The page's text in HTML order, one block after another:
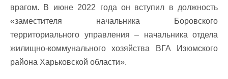
врагом. В июне 2022 года он вступил в должность
«заместителя начальника Боровского
территориального управления – начальника отдела
жилищно-коммунального хозяйства ВГА Изюмского
района Харьковской области».